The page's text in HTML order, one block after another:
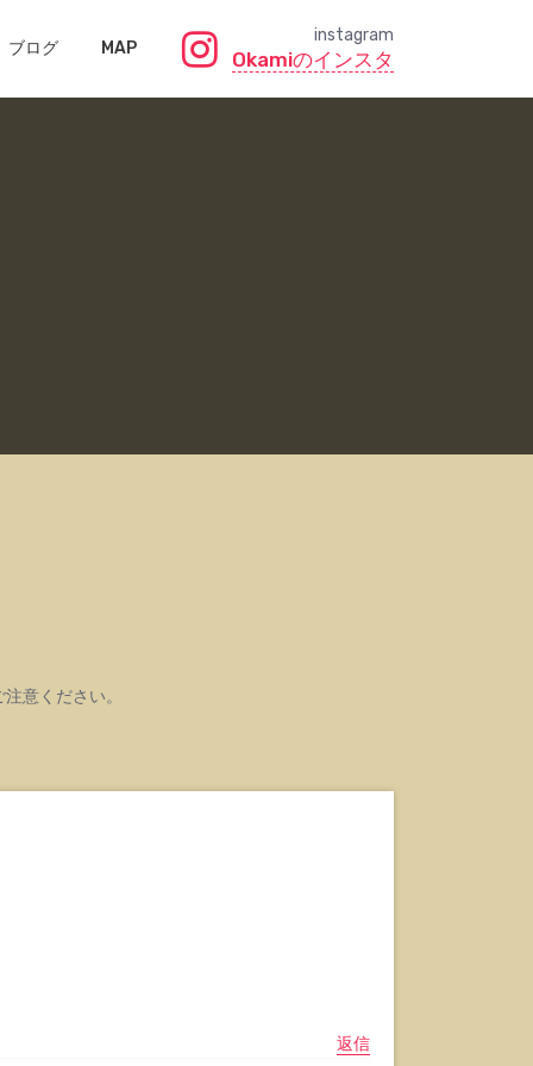
ブログ MAP
instagram
Okamiのインスタ
意ください。
返信